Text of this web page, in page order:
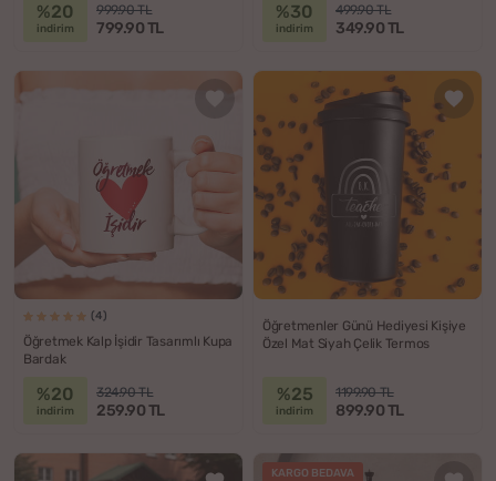
%20
indirim
999.90 TL
799.90 TL
%30
indirim
499.90 TL
349.90 TL
(4)
Öğretmek Kalp İşidir Tasarımlı Kupa
Bardak
%20
indirim
324.90 TL
259.90 TL
Öğretmenler Günü Hediyesi Kişiye
Özel Mat Siyah Çelik Termos
%25
indirim
1199.90 TL
899.90 TL
KARGO BEDAVA